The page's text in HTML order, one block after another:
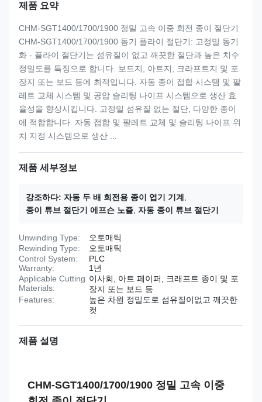
제품 요약
CHM-SGT1400/1700/1900 정밀 고속 이중 회전 종이 절단기
CHM-SGT1400/1700/1900 동기 플라이 절단기: 고정밀 동기
화 - 플라이 절단기는 섬유질이 없고 깨끗한 절단과 높은 치수
정밀도를 특징으로 합니다. 보드지, 아트지, 크라프트지 및 포
장지 또는 보드 등에 최적입니다. 자동 종이 접합 시스템 및 팔
레트 교체 시스템 및 공압 슬리팅 나이프 시스템으로 생산 효
율성을 향상시킵니다. 고정밀 섬유질 없는 절단, 다양한 종이
에 적합합니다. 자동 접합 및 팔레트 교체 및 슬리팅 나이프 위
치 지정 시스템으로 생산 ...
제품 세부정보
강조하다: 자동 두 배 회전용 종이 엽기 기계
종이 튜브 절단기 에프슨 노즐 자동 종이 튜브 절단기
Unwinding Type:
오토매틱
Rewinding Type:
오토매틱
Control System:
PLC
Warranty:
1년
Applicable Cutting
Materials:
이사회, 아트 페이퍼, 크래프트 종이 및 포
장지 또는 보드 등
Features:
높은 차원 정밀도로 섬유질이없고 깨끗한
컷
제품 설명
CHM-SGT1400/1700/1900 정밀 고속 이중